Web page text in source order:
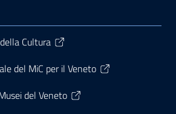
Cultura
del MiC per il Veneto
del Veneto